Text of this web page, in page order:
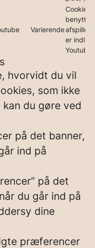
Varierende
Cookies,
afspille
er
Youtube.
hvorvidt du vil
som ikke
du gøre ved
på det banner,
ind på
på det
du går ind på
dine
præferencer